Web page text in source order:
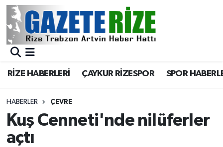
RİZE HABERLERİ ÇAYKUR RİZESPOR SPOR
HABERLER ÇEVRE
Kuş Cenneti'nde nilüferler
açtı
BÖLGEMİZ
Asayiş
Rize Jandarma Komutanlığı
Bilim Teknoloji
Merkez Nöbetçi Eczaneler
Merkez Trafik Yoğunluk Haritası
Süper Lig Puan Durumu ve Fikstür
Tüm Manşetler